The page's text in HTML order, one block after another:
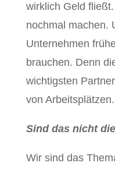
wirklich Geld
nochmal machen.
Unternehmen
brauchen. Denn
wichtigsten
von Arbeitsplätzen.
Sind das nicht
Wir sind das